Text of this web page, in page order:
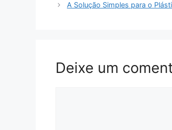
A Solução Simples para o
Deixe um